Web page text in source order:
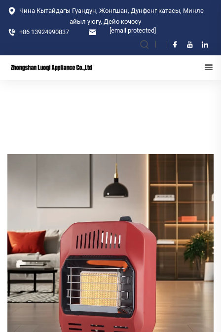
Чина Кытайдагы Гуандун, Жонгшан, Дунфенг катасы, Минле
айыл уюгу, Дейо көчөсү
+86 13924990837
[email protected]